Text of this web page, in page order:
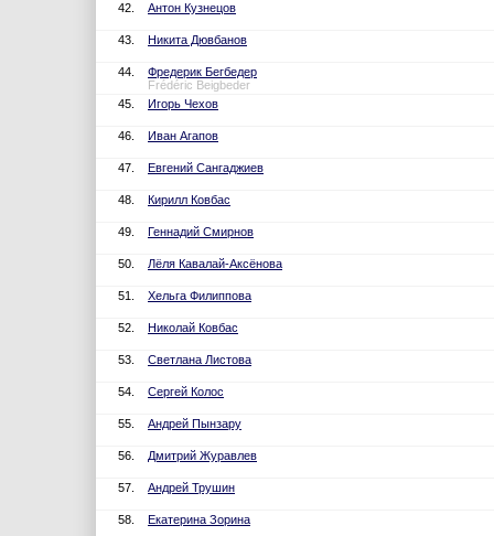
42. Антон Кузнецов
43. Никита Дювбанов
44.
Фредерик Бегбедер
Frédéric Beigbeder
45.
Игорь Чехов
46. Иван Агапов
47. Евгений Сангаджиев
48. Кирилл Ковбас
49. Геннадий Смирнов
50. Лёля Кавалай-Аксёнова
51. Хельга Филиппова
52. Николай Ковбас
53. Светлана Листова
54. Сергей Колос
55. Андрей Пынзару
56. Дмитрий Журавлев
57. Андрей Трушин
58. Екатерина Зорина